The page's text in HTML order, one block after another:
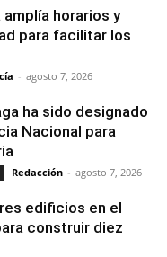
horarios y
para facilitar los
- agosto 7, 2026
ha sido designado
Nacional para
Redacción - agosto 7, 2026
edificios en el
construir diez